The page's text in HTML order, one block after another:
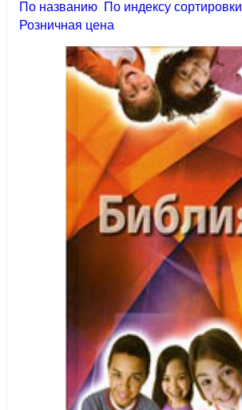
По названию По индексу сортировки
Розничная цена